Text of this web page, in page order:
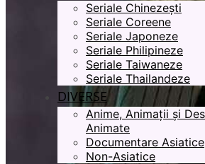
Seriale Chinezești
Seriale Coreene
Seriale Japoneze
Seriale Philipineze
Seriale Taiwaneze
Seriale Thailandeze
DIVERSE
Anime, Animații și
Animate
Documentare Asiatice
Non-Asiatice